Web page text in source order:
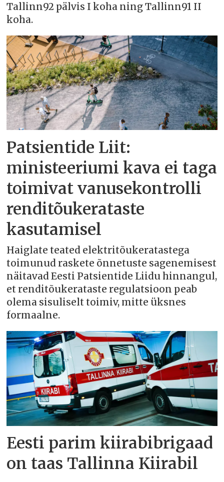
Tallinn92 pälvis I koha ning Tallinn91 II
koha.
Patsientide Liit:
ministeeriumi kava ei taga
toimivat vanusekontrolli
renditõukerataste
kasutamisel
Haiglate teated elektritõukeratastega
toimunud raskete õnnetuste sagenemisest
näitavad Eesti Patsientide Liidu hinnangul,
et renditõukerataste regulatsioon peab
olema sisuliselt toimiv, mitte üksnes
formaalne.
Eesti parim kiirabibrigaad
on taas Tallinna Kiirabil